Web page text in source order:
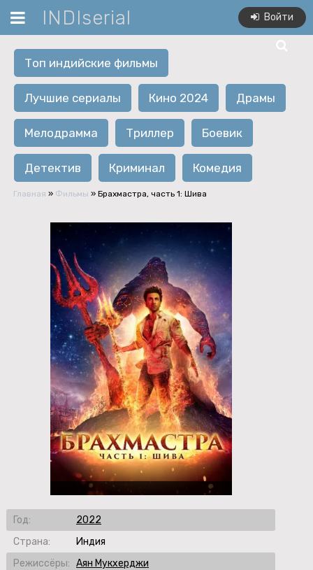
INDIserial Войти
Топ индийские фильмы
Лучшие сериалы Кино 2024 Драмы
Мелодрамма Триллер Боевик
Детектив Криминал Комедия
Главная » Фильмы » Брахмастра, часть 1: Шива
Год:
2022
Страна:
Индия
Режиссёры: Аян Мукхерджи